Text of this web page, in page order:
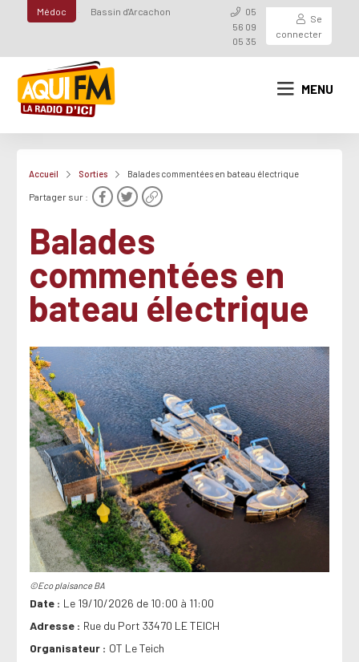
Médoc Bassin d'Arcachon
05
56 09
05 35
Se
connecter
MENU
Accueil Sorties Balades commentées en bateau électrique
Partager sur :
Balades
commentées en
bateau électrique
©Eco plaisance BA
Date
Le 19/10/2026 de 10:00 à 11:00
Adresse
Rue du Port 33470 LE TEICH
Organisateur
OT Le Teich